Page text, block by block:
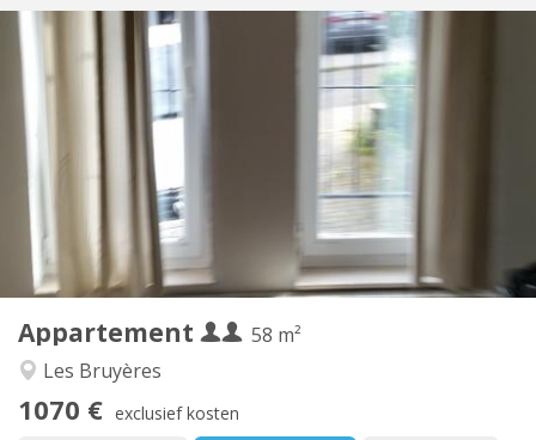
Appartement
58 m²
Les Bruyères
1070 € exclusief kosten
Praktische Informatie
1070 € (535 €/pers.)
230 € (115 €/pers.)
12 maanden
Met voorwaarden
Privé (aparte kamer)
Oppervlakte:
58 m
Private kamers:
2